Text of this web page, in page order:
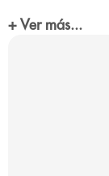
Prepárate para
por su
dulces o
La nota
curado,
cítrico y
+ Ver más...